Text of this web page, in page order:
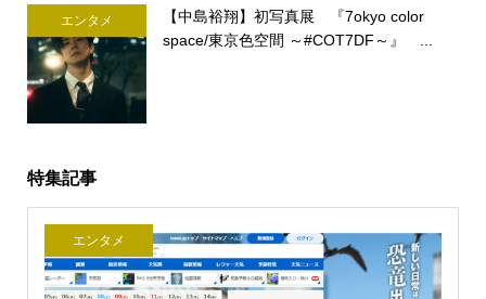
エンタメ
【中島裕翔】初写真展 『7okyo color
space/東京色空間 ～#COT7DF～』 ...
特集記事
エンタメ